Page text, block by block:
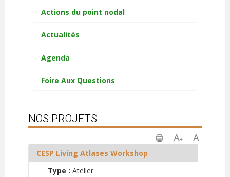
Actions du point nodal
Actualités
Agenda
Foire Aux Questions
NOS PROJETS
CESP Living Atlases Workshop
Type : Atelier